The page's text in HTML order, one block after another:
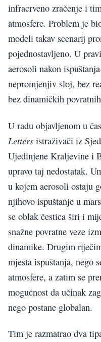
infracrveno zračenje i
atmosfere. Problem je
modeli takav scenarij
pojednostavljeno. U
aerosoli nakon
nepromjenjiv sloj, bez
bez dinamičkih
U radu objavljenom u
Letters istraživači iz
Ujedinjene Kraljevine i
upravo taj nedostatak.
u kojem aerosoli ostaju
njihovo ispuštanje u
se oblak čestica širi i
snažne povratne veze
dinamike. Drugim
mjesta ispuštanja, nego
atmosfere, a zatim se
mogućnost da učinak
nego postane globalan.
Tim je razmatrao dva